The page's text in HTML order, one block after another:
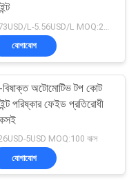
বার্নিশ
26
যোগাযোগ
অটোমোটিভ টপ কোট
পরিষ্কার ফেইড প্রতিরোধী
5USD MOQ:100 বাক্স
যোগাযোগ